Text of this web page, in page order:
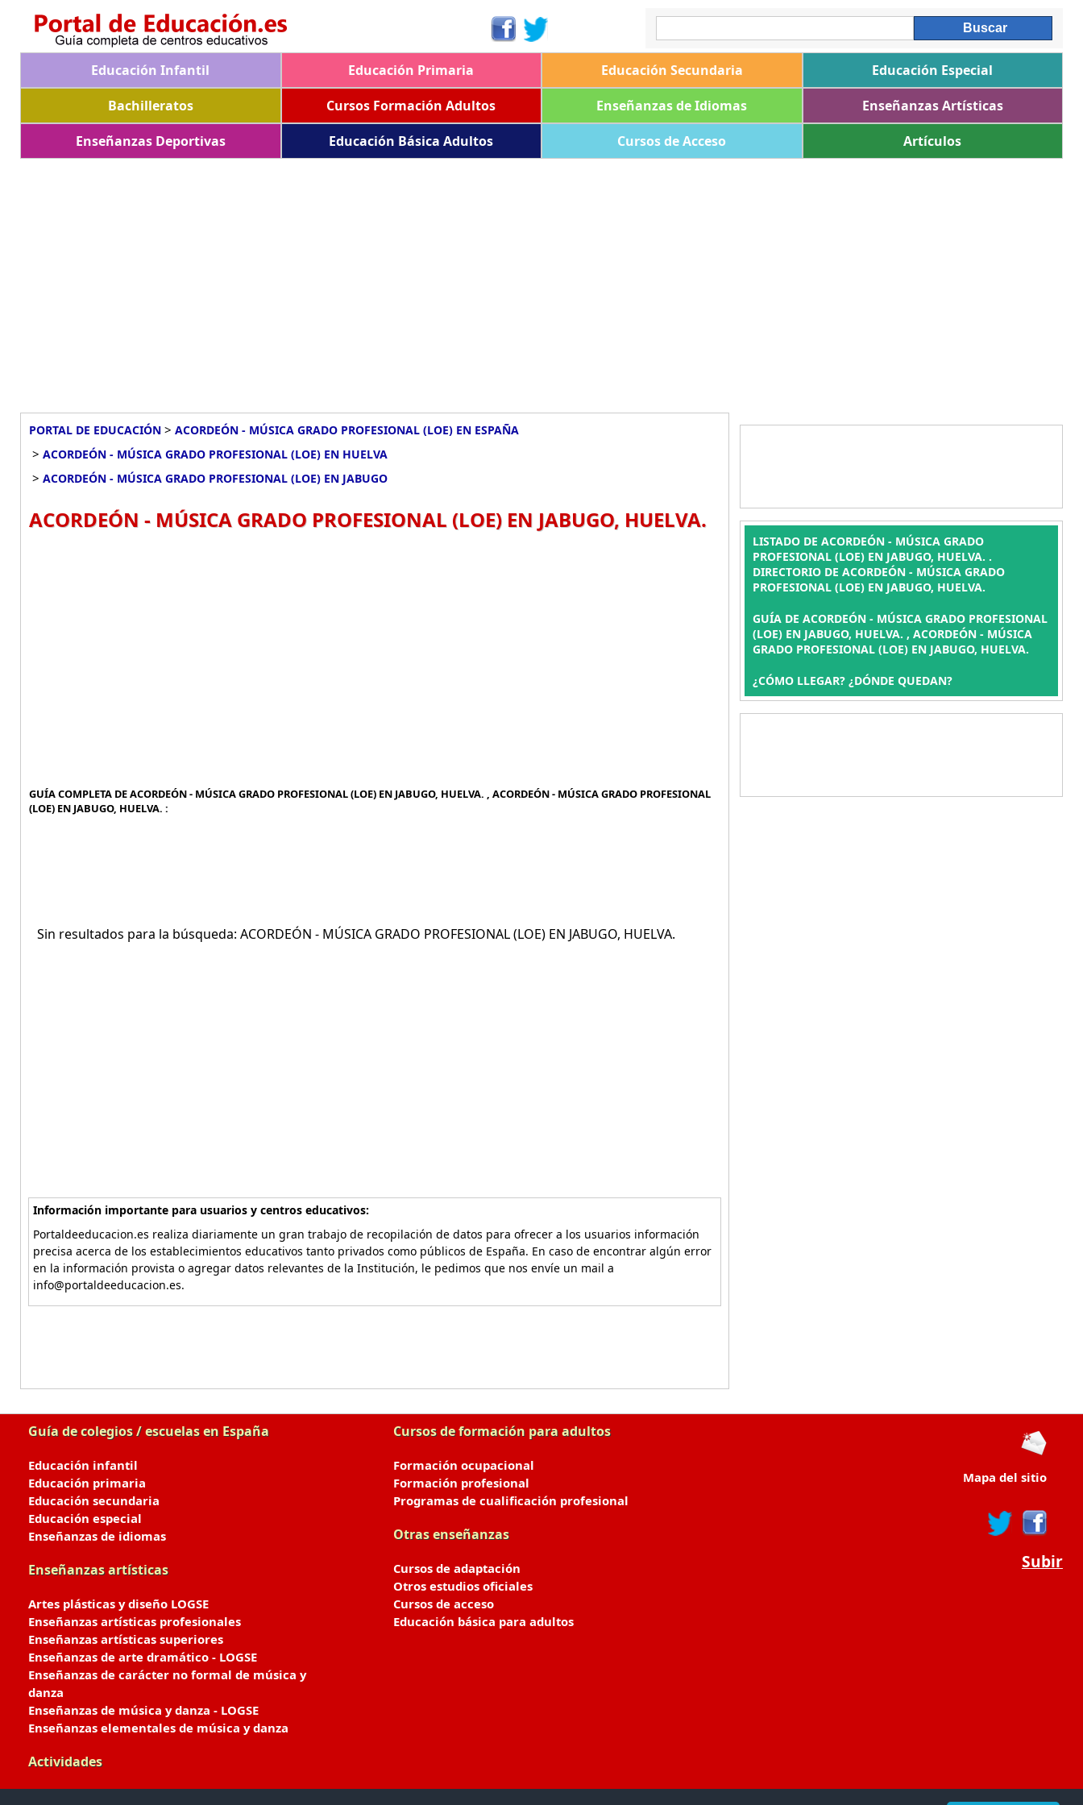
Educación Infantil Educación Primaria Educación Secundaria
Educación Especial
Bachilleratos
Cursos Formación Adultos Enseñanzas de Idiomas
Enseñanzas Artísticas
Enseñanzas Deportivas
Educación Básica Adultos Cursos de Acceso Artículos
PORTAL DE EDUCACIÓN > ACORDEÓN - MÚSICA GRADO PROFESIONAL (LOE) EN ESPAÑA
> ACORDEÓN - MÚSICA GRADO PROFESIONAL (LOE) EN HUELVA
> ACORDEÓN - MÚSICA GRADO PROFESIONAL (LOE) EN JABUGO
ACORDEÓN - MÚSICA GRADO PROFESIONAL (LOE) EN JABUGO, HUELVA.
GUÍA COMPLETA DE ACORDEÓN - MÚSICA GRADO PROFESIONAL (LOE) EN JABUGO, HUELVA. , ACORDEÓN - MÚSICA GRADO PROFESIONAL
(LOE) EN JABUGO, HUELVA. :
Sin resultados para la búsqueda: ACORDEÓN - MÚSICA GRADO PROFESIONAL (LOE) EN JABUGO, HUELVA.
Información importante para usuarios y centros educativos:
Portaldeeducacion.es realiza diariamente un gran trabajo de recopilación de datos para ofrecer a los usuarios información
precisa acerca de los establecimientos educativos tanto privados como públicos de España. En caso de encontrar algún error
en la información provista o agregar datos relevantes de la Institución, le pedimos que nos envíe un mail a
info@portaldeeducacion.es.
LISTADO DE ACORDEÓN - MÚSICA GRADO
PROFESIONAL (LOE) EN JABUGO, HUELVA. .
DIRECTORIO DE ACORDEÓN - MÚSICA GRADO
PROFESIONAL (LOE) EN JABUGO, HUELVA.
GUÍA DE ACORDEÓN - MÚSICA GRADO PROFESIONAL
(LOE) EN JABUGO, HUELVA. , ACORDEÓN - MÚSICA
GRADO PROFESIONAL (LOE) EN JABUGO, HUELVA.
¿CÓMO LLEGAR? ¿DÓNDE QUEDAN?
Guía de colegios / escuelas en España
Educación infantil
Educación primaria
Educación secundaria
Educación especial
Enseñanzas de idiomas
Enseñanzas artísticas
Artes plásticas y diseño LOGSE
Enseñanzas artísticas profesionales
Enseñanzas artísticas superiores
Enseñanzas de arte dramático - LOGSE
Enseñanzas de carácter no formal de música y
danza
Enseñanzas de música y danza - LOGSE
Enseñanzas elementales de música y danza
Actividades
Cursos de formación para adultos
Formación ocupacional
Formación profesional
Programas de cualificación profesional
Otras enseñanzas
Cursos de adaptación
Otros estudios oficiales
Cursos de acceso
Educación básica para adultos
Mapa del sitio
Subir